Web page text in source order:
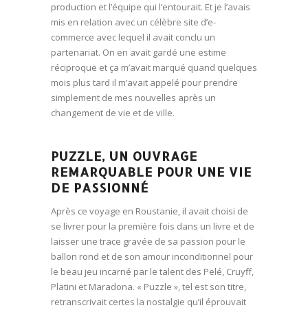
production et l’équipe qui l’entourait. Et je l’avais
mis en relation avec un célèbre site d’e-
commerce avec lequel il avait conclu un
partenariat. On en avait gardé une estime
réciproque et ça m’avait marqué quand quelques
mois plus tard il m’avait appelé pour prendre
simplement de mes nouvelles après un
changement de vie et de ville.
PUZZLE, UN OUVRAGE
REMARQUABLE POUR UNE VIE
DE PASSIONNÉ
Après ce voyage en Roustanie, il avait choisi de
se livrer pour la première fois dans un livre et de
laisser une trace gravée de sa passion pour le
ballon rond et de son amour inconditionnel pour
le beau jeu incarné par le talent des Pelé, Cruyff,
Platini et Maradona. « Puzzle », tel est son titre,
retranscrivait certes la nostalgie qu’il éprouvait